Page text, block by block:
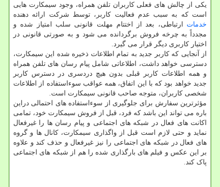
یکی از چالش های فعلی کاربران تلفن همراه، وجود سیمکارت هایی
است که به سبب عدم فعالیت کاربر، توسط شرکت ارائه دهنده
خدمات ارتباطی، بعد از اختتام مهلت قانونی سلب امتیاز شده و
مجدداً به چرخه فروش برگردانده می شود و به صورتی قانونی در
اختیار کاربری دیگر قرار می گیرد.
از آنجایی که کاربر جدید به تمام اطلاعات ذخیره شده این سیمکارت،
دسترسی خواهد داشت، اطلاعاتی شامل پیام رسان های تلفن همراه
و همه اطلاعات کاربر قبلی بدون هیچ دردسری در دسترس کاربر
جدید خواهد بود که با این اتفاق، همه عواقب سوءاستفاده از اطلاعات
شخصی کاربران، متوجه صاحب قانونی سیمکارت است.
مؤثرترین سفارش برای جلوگیری از سوءاستفاده های احتمالی دراین
باره می تواند این باشد که فرد، قبل از فروش سیمکارت خود، تمامی
اکانت های فعال در شبکه های اجتماعی و پیام رسان ها را غیرفعال
نماید و حتی لازم است قبل از واگذاری سیمکارت، کانال ها و گروه
های فعال در شبکه های اجتماعی را نیز غیرفعال و حذف کند و علاوه
بر این عکس و فیلم های بارگذاری شده را هم از شبکه های اجتماعی
پاک کند.